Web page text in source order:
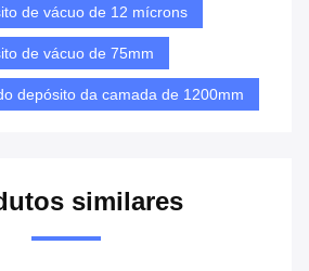
de vácuo de 12 mícrons
de vácuo de 75mm
depósito da camada de 1200mm
similares